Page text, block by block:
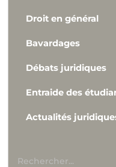
Droit en général
Bavardages
Débats juridiques
Entraide des
Actualités